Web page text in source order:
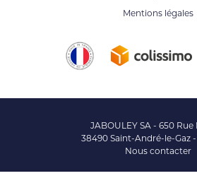
Mentions légales
JABOULEY SA - 650 Rue
38490 Saint-André-le-Gaz
Nous contacter